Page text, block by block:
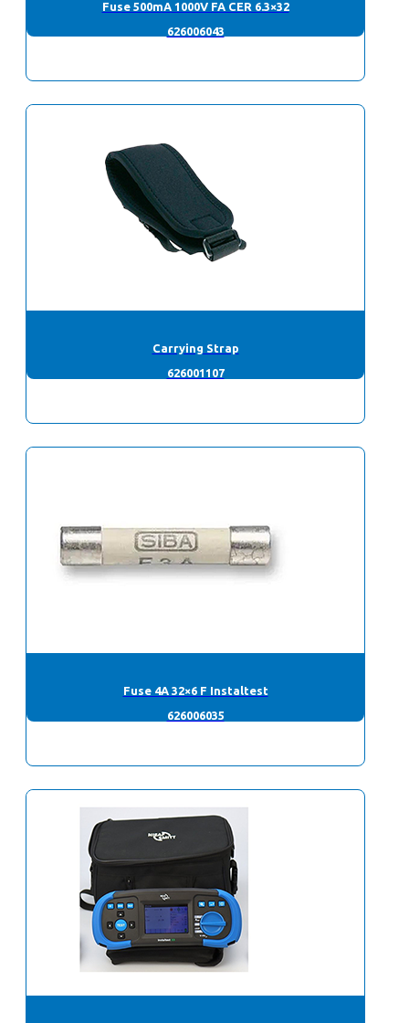
Fuse 500mA 1000V FA CER 6.3×32
626006043
Carrying Strap
626001107
Fuse 4A 32×6 F Instaltest
626006035